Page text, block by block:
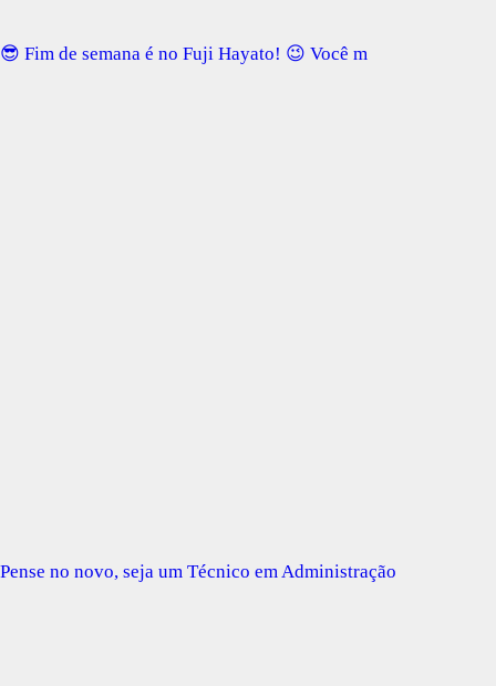
😎 Fim de semana é no Fuji Hayato! 😉 Você m
Pense no novo, seja um Técnico em Administração